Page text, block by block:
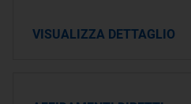
VISUALIZZA DETTAGLIO